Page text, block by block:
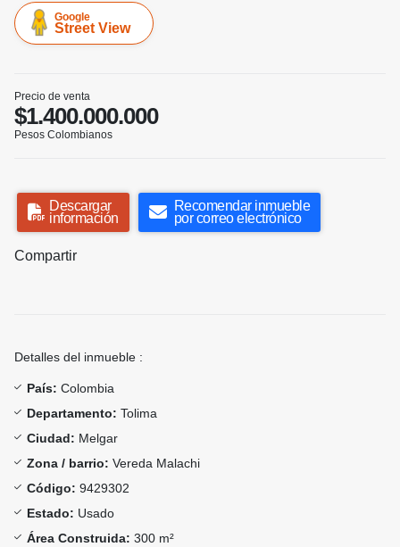
Google
Street View
Precio de venta
$1.400.000.000
Pesos Colombianos
Descargar
información
Recomendar inmueble
por correo electrónico
Compartir
Detalles del inmueble :
País: Colombia
Departamento: Tolima
Ciudad: Melgar
Zona / barrio: Vereda Malachi
Código: 9429302
Estado: Usado
Área Construida: 300 m²